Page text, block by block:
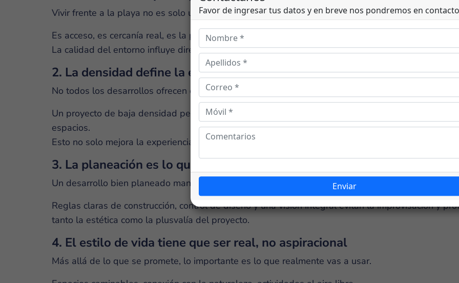
Vivir frente a la playa no es solo una vista.
Es acceso, es cercanía real, es la posibilidad de integrar el entorno a tu día a día.
La calidad del entorno influye directamente en cómo se vive un espacio, todos los días.
2. La densidad define la experiencia
No todos los desarrollos ofrecen el mismo nivel de privacidad.
Un proyecto de baja densidad permite mayor tranquilidad, menos saturación y una mejor
espacios.
Esto no solo mejora la experiencia de vivir, también impacta en la conservación del valor en el
3. La planeación es lo que sostiene el valor
Un desarrollo bien planeado mantiene coherencia con el paso de los años.
Reglas claras de construcción, control de diseño y una visión integral evitan la improvisación y
tanto la estética como la plusvalía del proyecto.
4. El estilo de vida tiene que ser real, no aspiracional
Más allá de lo que se promete, lo importante es lo que realmente vas a usar.